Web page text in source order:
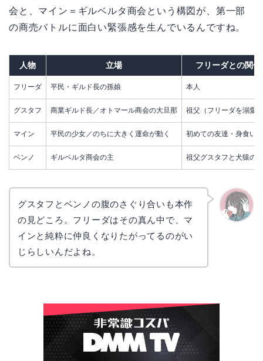
会と、マイン＝ギルベルタ商会という構図が、第一部
の商売バトルに面白い緊張感を生んでいるんですね。
人物 立場 フリーダとの関係
フリーダ 平民・ギルド長の孫娘 本人
グスタフ 商業ギルド長／オトマール商会の大旦那 祖父（フリーダを溺愛）
マイン 平民の少女／のちに大きく運命が動く 初めての友達・身食い
ベンノ ギルベルタ商会の主 祖父グスタフと犬猿の仲
グスタフとベンノの腹のさぐり合いも本作
の見どころ。フリーダはその真ん中で、マ
インと純粋に仲良くなりたがってるのがい
じらしいんだよね。